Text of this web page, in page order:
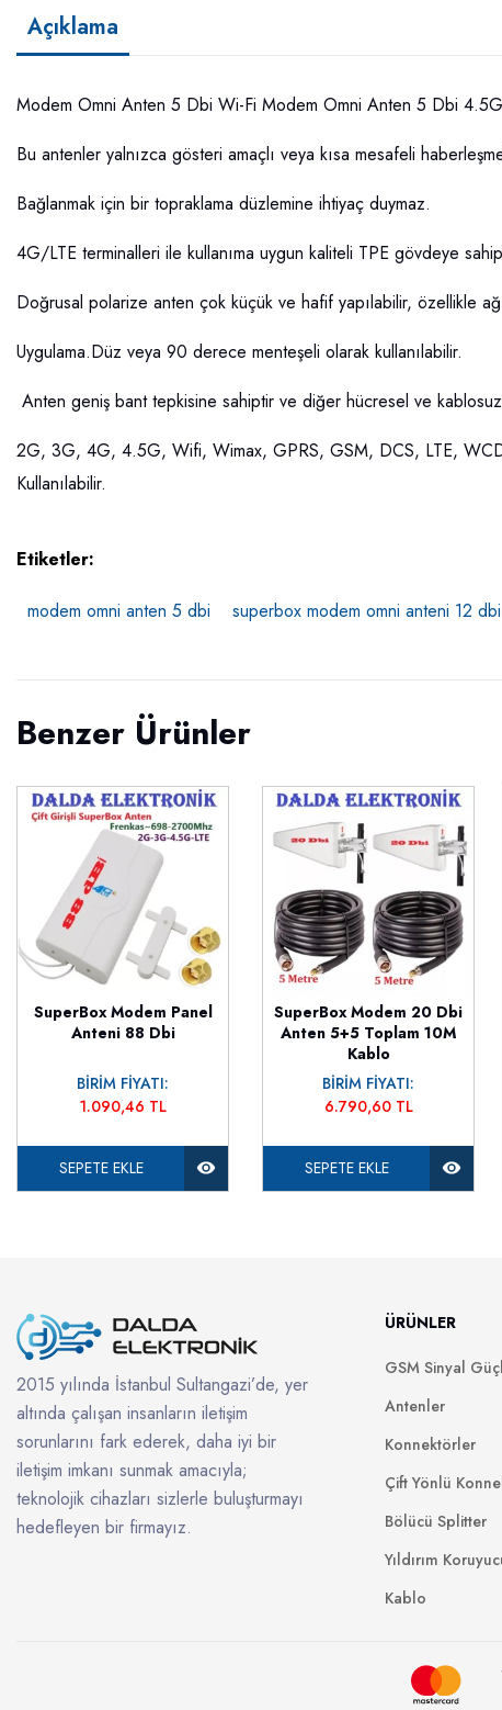
Açıklama
Modem Omni Anten 5 Dbi Wi-Fi Modem Omni Anten 5 Dbi
Bu antenler yalnızca gösteri amaçlı veya kısa mesafeli
Bağlanmak için bir topraklama düzlemine ihtiyaç duymaz.
4G/LTE terminalleri ile kullanıma uygun kaliteli TPE gövdeye
Doğrusal polarize anten çok küçük ve hafif yapılabilir, özellikle
Uygulama.Düz veya 90 derece menteşeli olarak kullanılabilir.
Anten geniş bant tepkisine sahiptir ve diğer hücresel ve
2G, 3G, 4G, 4.5G, Wifi, Wimax, GPRS, GSM, DCS, LTE,
Kullanılabilir.
Etiketler:
modem omni anten 5 dbi superbox modem omni anteni 12 dbi
Benzer Ürünler
SuperBox Modem Panel
Anteni 88 Dbi
BİRİM FİYATI:
1.090,46 TL
SEPETE EKLE
SuperBox Modem 20 Dbi
Anten 5+5 Toplam 10M
Kablo
BİRİM FİYATI:
6.790,60 TL
SEPETE EKLE
2015 yılında İstanbul Sultangazi’de, yer
altında çalışan insanların iletişim
sorunlarını fark ederek, daha iyi bir
iletişim imkanı sunmak amacıyla;
teknolojik cihazları sizlerle buluşturmayı
hedefleyen bir firmayız.
ÜRÜNLER
GSM Sinyal
Antenler
Konnektörler
Çift Yönlü
Bölücü Splitter
Yıldırım
Kablo